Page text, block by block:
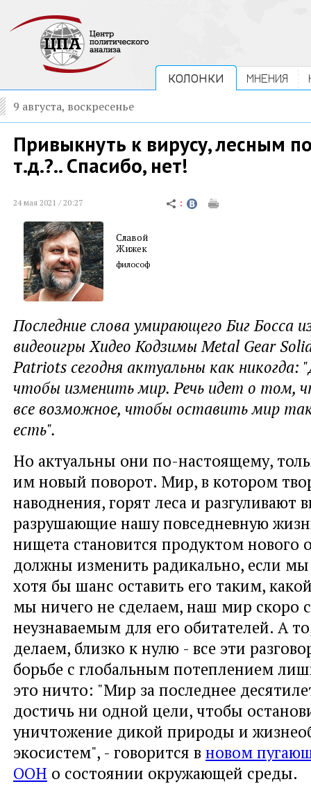
КОЛОНКИ МНЕНИЯ
9 августа, воскресенье
Привыкнуть к вирусу, лесным
т.д.?.. Спасибо, нет!
24 мая 2021 / 20:27
Славой
Жижек
философ
Последние слова умирающего Биг Босса
видеоигры Хидео Кодзимы Metal Gear
Patriots сегодня актуальны как никогда:
чтобы изменить мир. Речь идет о том,
все возможное, чтобы оставить мир
есть".
Но актуальны они по-настоящему,
им новый поворот. Мир, в котором
наводнения, горят леса и разгуливают
разрушающие нашу повседневную
нищета становится продуктом нового
должны изменить радикально, если
хотя бы шанс оставить его таким,
мы ничего не сделаем, наш мир скоро
неузнаваемым для его обитателей. А
делаем, близко к нулю - все эти
борьбе с глобальным потеплением
это ничто: "Мир за последнее
достичь ни одной цели, чтобы
уничтожение дикой природы и
экосистем", - говорится в новом
ООН о состоянии окружающей среды.